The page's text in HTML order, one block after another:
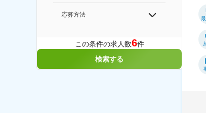
応募方法
この条件の求人数6件
検索する